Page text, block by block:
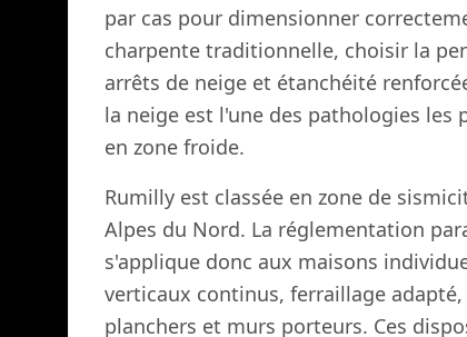
par cas pour dimensionner
charpente traditionnelle, choisir la
arrêts de neige et étanchéité
la neige est l'une des pathologies les
en zone froide.
Rumilly est classée en zone de
Alpes du Nord. La réglementation
s'applique donc aux maisons
verticaux continus, ferraillage
planchers et murs porteurs. Ces